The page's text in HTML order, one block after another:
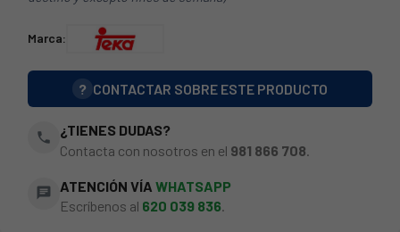
Marca:
? CONTACTAR SOBRE ESTE PRODUCTO
phone
¿TIENES DUDAS?
Contacta con nosotros en el 981 866 708
chat ATENCIÓN VÍA WHATSAPP
Escríbenos al 620 039 836.